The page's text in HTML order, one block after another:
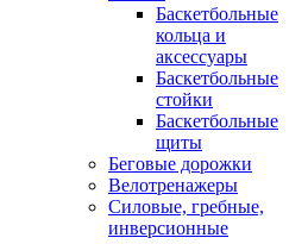
Баскетбольные
кольца и
аксессуары
Баскетбольные
стойки
Баскетбольные
щиты
Беговые дорожки
Велотренажеры
Силовые, гребные,
инверсионные